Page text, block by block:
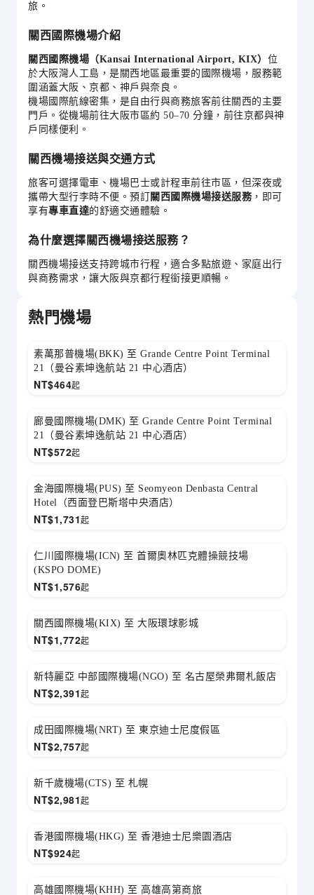
旅。
關西國際機場介紹
關西國際機場（Kansai International Airport, KIX） 位
於大阪灣人工島，是關西地區最重要的國際機場，服務範
圍涵蓋大阪、京都、神戶與奈良。
機場國際航線密集，是自由行與商務旅客前往關西的主要
門戶。從機場前往大阪市區約 50–70 分鐘，前往京都與神
戶同樣便利。
關西機場接送與交通方式
旅客可選擇電車、機場巴士或計程車前往市區，但深夜或
攜帶大型行李時不便。預訂
關西國際機場接送服務 ，即可
享有專車直達的舒適交通體驗。
為什麼選擇關西機場接送服務？
關西機場接送支持跨城市行程，適合多點旅遊、家庭出行
與商務需求，讓大阪與京都行程銜接更順暢。
熱門機場
素萬那普機場(BKK) 至 Grande Centre Point Terminal
21（曼谷素坤逸航站 21 中心酒店）
NT$464起
廊曼國際機場(DMK) 至 Grande Centre Point Terminal
21（曼谷素坤逸航站 21 中心酒店）
NT$572起
金海國際機場(PUS) 至 Seomyeon Denbasta Central
Hotel（西面登巴斯塔中央酒店）
NT$1,731起
仁川國際機場(ICN) 至 首爾奧林匹克體操競技場
(KSPO DOME)
NT$1,576起
關西國際機場(KIX) 至 大阪環球影城
NT$1,772起
新特麗亞 中部國際機場(NGO) 至 名古屋榮弗爾札飯店
NT$2,391起
成田國際機場(NRT) 至 東京迪士尼度假區
NT$2,757起
新千歲機場(CTS) 至 札幌
NT$2,981起
香港國際機場(HKG) 至 香港迪士尼樂園酒店
NT$924起
高雄國際機場(KHH) 至 高雄高第商旅